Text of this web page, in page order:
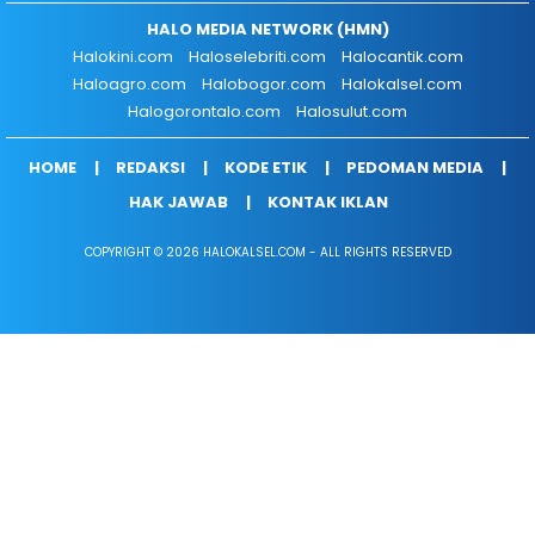
HALO MEDIA NETWORK (HMN)
Halokini.com
Haloselebriti.com
Halocantik.com
Haloagro.com
Halobogor.com
Halokalsel.com
Halogorontalo.com
Halosulut.com
HOME REDAKSI KODE ETIK
PEDOMAN MEDIA
HAK JAWAB
KONTAK IKLAN
COPYRIGHT © 2026 HALOKALSEL.COM - ALL RIGHTS RESERVED